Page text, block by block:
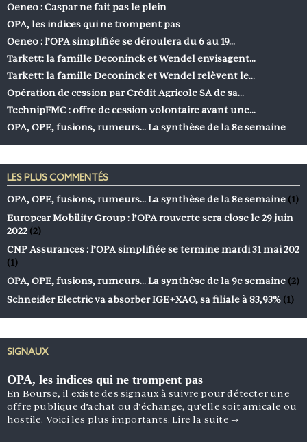
Oeneo : Caspar ne fait pas le plein
OPA, les indices qui ne trompent pas
Oeneo : l’OPA simplifiée se déroulera du 6 au 19…
Tarkett: la famille Deconinck et Wendel envisagent…
Tarkett: la famille Deconinck et Wendel relèvent le…
Opération de cession par Crédit Agricole SA de sa…
TechnipFMC : offre de cession volontaire avant une…
OPA, OPE, fusions, rumeurs… La synthèse de la 8e semaine
LES PLUS COMMENTÉS
OPA, OPE, fusions, rumeurs… La synthèse de la 8e semaine (1)
Europcar Mobility Group : l’OPA rouverte sera close le 29 juin
2022 (2)
CNP Assurances : l’OPA simplifiée se termine mardi 31 mai 202
(1)
OPA, OPE, fusions, rumeurs… La synthèse de la 9e semaine (2)
Schneider Electric va absorber IGE+XAO, sa filiale à 83,93% (1)
SIGNAUX
OPA, les indices qui ne trompent pas
En Bourse, il existe des signaux à suivre pour détecter une
offre publique d’achat ou d’échange, qu’elle soit amicale ou
hostile. Voici les plus importants.Lire la suite →